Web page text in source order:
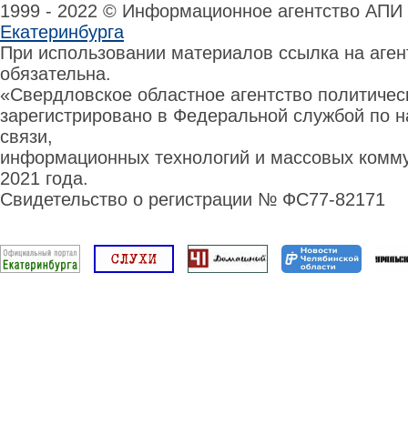
1999 - 2022 © Информационное агентство
Екатеринбурга
При использовании материалов ссылка на
обязательна.
«Свердловское областное агентство
зарегистрировано в Федеральной службой по
связи,
информационных технологий и массовых
2021 года.
Свидетельство о регистрации № ФС77-82171